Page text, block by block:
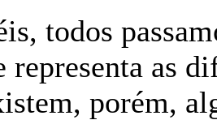
todos
as
porém,